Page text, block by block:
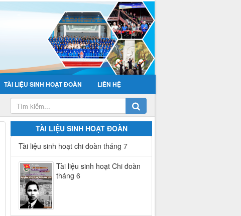
TÀI LIỆU SINH HOẠT ĐOÀN LIÊN HỆ
TÀI LIỆU SINH HOẠT ĐOÀN
Tài liệu sinh hoạt chi đoàn tháng 7
Tài liệu sinh hoạt Chi đoàn
tháng 6